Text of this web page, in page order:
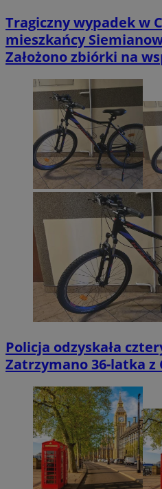
Tragiczny wypadek w
mieszkańcy
Założono zbiórki na
Policja odzyskała
Zatrzymano 36-latka z